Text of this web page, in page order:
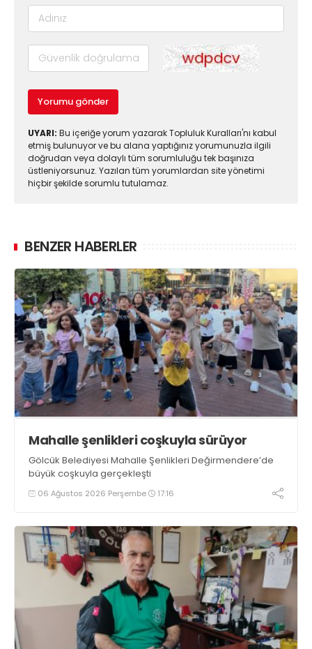
Yorumu gönder
UYARI: Bu içeriğe yorum yazarak Topluluk Kuralları'nı kabul
etmiş bulunuyor ve bu alana yaptığınız yorumunuzla ilgili
doğrudan veya dolaylı tüm sorumluluğu tek başınıza
üstleniyorsunuz. Yazılan tüm yorumlardan site yönetimi
hiçbir şekilde sorumlu tutulamaz.
BENZER HABERLER
Mahalle şenlikleri coşkuyla sürüyor
Gölcük Belediyesi Mahalle Şenlikleri Değirmendere’de
büyük coşkuyla gerçekleşti
06 Ağustos 2026 Perşembe 17:16